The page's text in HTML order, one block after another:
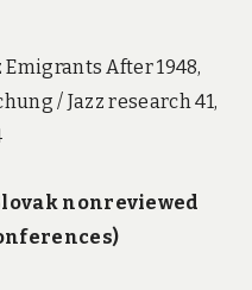
Emigrants After 1948,
/ Jazz research 41,
nonreviewed